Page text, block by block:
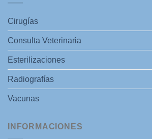
Cirugías
Consulta Veterinaria
Esterilizaciones
Radiografías
Vacunas
INFORMACIONES